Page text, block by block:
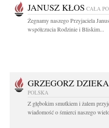
JANUSZ KŁOS CAŁA
Żegnamy naszego Przyjaciela
współczucia Rodzinie i Bliskim...
GRZEGORZ
POLSKA
Z głębokim smutkiem i żalem
wiadomość o śmierci naszego